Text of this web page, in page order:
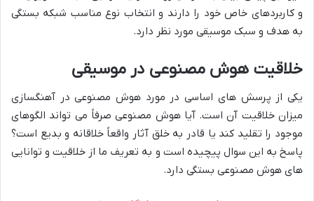
و کاربردهای خاص خود را دارند و انتخاب نوع مناسب شبکه بستگی
به هدف و سبک موسیقی مورد نظر دارد.
خلاقیت هوش مصنوعی در موسیقی
یکی از پرسش های اساسی در مورد هوش مصنوعی در آهنگسازی
میزان خلاقیت آن است. آیا هوش مصنوعی صرفاً می تواند الگوهای
موجود را تقلید کند یا قادر به خلق آثار واقعاً خلاقانه و بدیع است؟
پاسخ به این سوال پیچیده است و به تعریف ما از خلاقیت و توانایی
های هوش مصنوعی بستگی دارد.